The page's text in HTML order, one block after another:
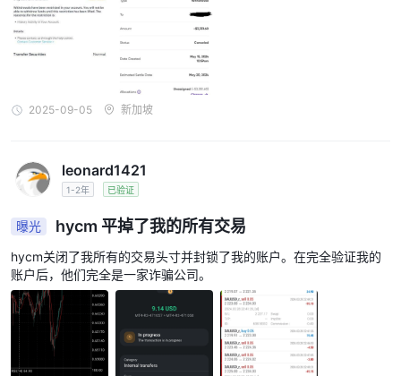
2025-09-05 新加坡
leonard1421
1-2年 已验证
曝光 hycm 平掉了我的所有交易
hycm关闭了我所有的交易头寸并封锁了我的账户。在完全验证我的
账户后，他们完全是一家诈骗公司。